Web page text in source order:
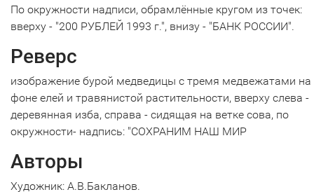
По окружности надписи, обрамлённые кругом из точек:
вверху - "200 РУБЛЕЙ 1993 г.", внизу - "БАНК РОССИИ".
Реверс
изображение бурой медведицы с тремя медвежатами на
фоне елей и травянистой растительности, вверху слева -
деревянная изба, справа - сидящая на ветке сова, по
окружности- надпись: "СОХРАНИМ НАШ МИР
Авторы
Художник: А.В.Бакланов.